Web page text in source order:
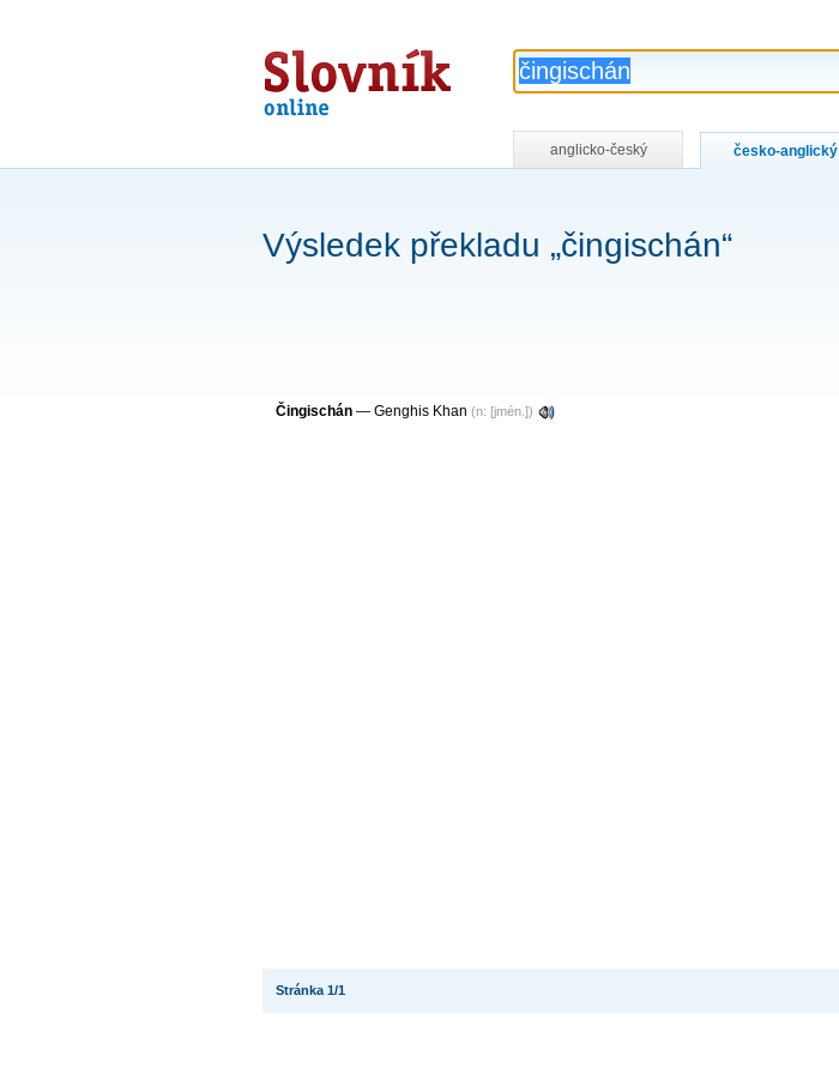
Slovník
online
anglicko-český česko-anglický
Výsledek překladu „čingischán“
Čingischán — Genghis Khan (n: [jmén.])
Stránka 1/1